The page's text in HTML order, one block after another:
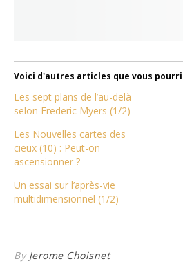
Voici d'autres articles que vous
Les sept plans de l’au-delà
selon Frederic Myers (1/2)
Les Nouvelles cartes des
cieux (10) : Peut-on
ascensionner ?
Un essai sur l’après-vie
multidimensionnel (1/2)
By Jerome Choisnet